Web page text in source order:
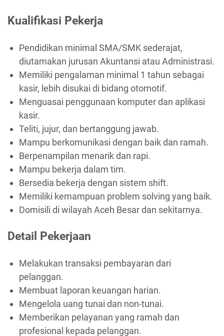
Kualifikasi Pekerja
Pendidikan minimal SMA/SMK sederajat,
diutamakan jurusan Akuntansi atau Administrasi.
Memiliki pengalaman minimal 1 tahun sebagai
kasir, lebih disukai di bidang otomotif.
Menguasai penggunaan komputer dan aplikasi
kasir.
Teliti, jujur, dan bertanggung jawab.
Mampu berkomunikasi dengan baik dan ramah.
Berpenampilan menarik dan rapi.
Mampu bekerja dalam tim.
Bersedia bekerja dengan sistem shift.
Memiliki kemampuan problem solving yang baik.
Domisili di wilayah Aceh Besar dan sekitarnya.
Detail Pekerjaan
Melakukan transaksi pembayaran dari
pelanggan.
Membuat laporan keuangan harian.
Mengelola uang tunai dan non-tunai.
Memberikan pelayanan yang ramah dan
profesional kepada pelanggan.